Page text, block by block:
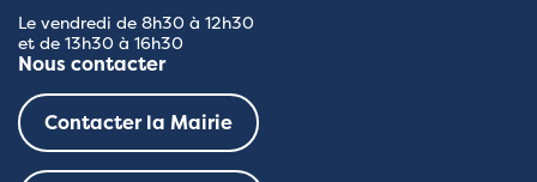
Le vendredi de 8h30 à 12h30
et de 13h30 à 16h30
Nous contacter
Contacter la Mairie